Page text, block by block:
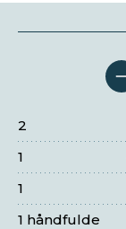
2
1
1
1 håndfulde